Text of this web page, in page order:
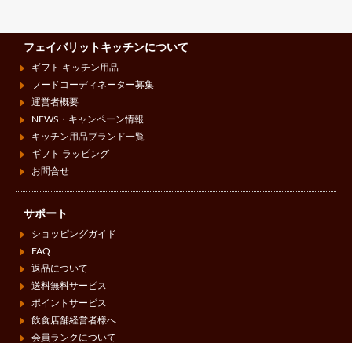
フェイバリットキッチンについて
ギフト キッチン用品
フードコーディネーター募集
運営者概要
NEWS・キャンペーン情報
キッチン用品ブランド一覧
ギフト ラッピング
お問合せ
サポート
ショッピングガイド
FAQ
返品について
送料無料サービス
ポイントサービス
飲食店舗経営者様へ
会員ランクについて